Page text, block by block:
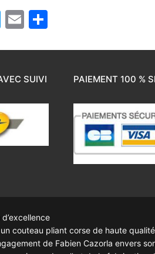
Twitter
Email
SUIVI PAIEMENT 100 %
couteau pliant corse de haute
de Fabien Cazorla envers